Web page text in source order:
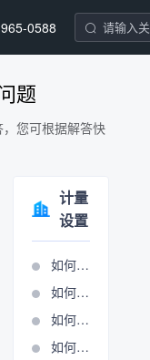
0588
题
您可根据解答快
计量
设置
如何设置分项条目
如何设置合同报表
如何设置单位报表
如何进行报表输出